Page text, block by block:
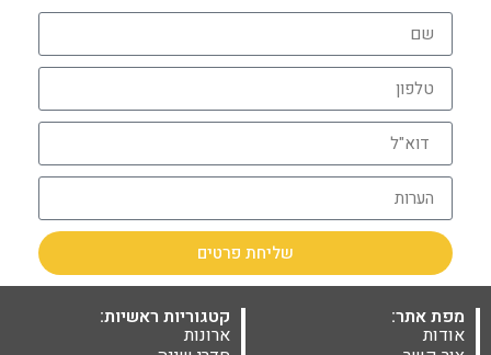
שליחת פרטים
מפת אתר:
אודות
קטגוריות ראשיות:
ארונות